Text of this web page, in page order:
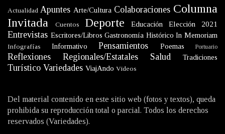
Actualidad Apuntes Arte/Cultura Colaboraciones Columna
Invitada
Cuentos Deporte Educación Elección 2021
Entrevistas Escritores/Libros Gastronomía Histórico In Memoriam
Infografías Informativo Pensamientos Poemas Portuario
Reflexiones Regionales/Estatales Salud Tradiciones
Turístico Variedades ViajAndo Videos
Del material contenido en este sitio web (fotos y textos), queda
prohibida su reproducción total o parcial. Todos los derechos
reservados (Variedades).